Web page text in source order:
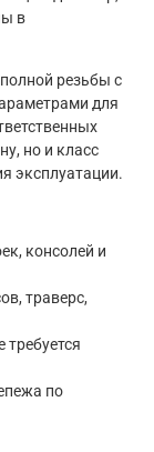
в
резьбы с
для
но и класс
эксплуатации.
консолей и
траверс,
по